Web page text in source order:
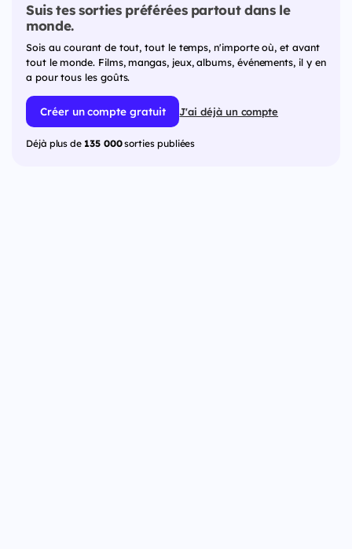
Suis tes sorties préférées partout dans le
monde.
Sois au courant de tout, tout le temps, n'importe où, et avant
tout le monde. Films, mangas, jeux, albums, événements, il y en
a pour tous les goûts.
Créer un compte gratuit J'ai déjà un compte
Déjà plus de 135 000sorties publiées